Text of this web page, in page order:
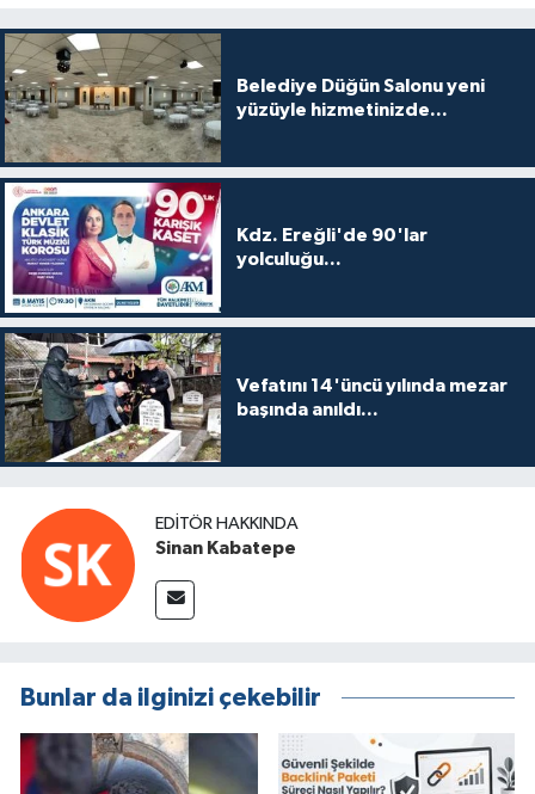
Belediye Düğün Salonu yeni
yüzüyle hizmetinizde...
Kdz. Ereğli'de 90'lar
yolculuğu...
Vefatını 14'üncü yılında mezar
başında anıldı...
EDITÖR HAKKINDA
Sinan Kabatepe
Bunlar da ilginizi çekebilir